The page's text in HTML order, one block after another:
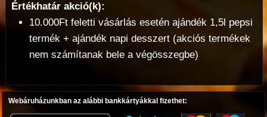
Értékhatár akció(k):
10.000Ft feletti vásárlás esetén ajándék 1,5l pepsi
termék + ajándék napi desszert (akciós termékek
nem számítanak bele a végösszegbe)
Webáruházunkban az alábbi bankkártyákkal fizethet: